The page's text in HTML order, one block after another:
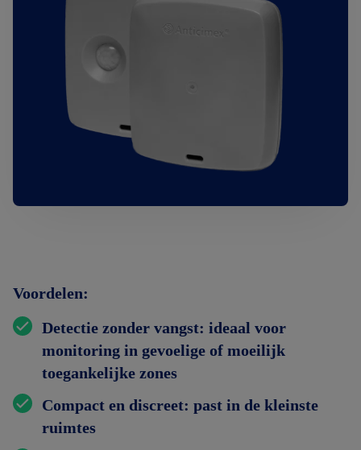
Voordelen:
Detectie zonder vangst: ideaal voor
monitoring in gevoelige of moeilijk
toegankelijke zones
Compact en discreet: past in de kleinste
ruimtes